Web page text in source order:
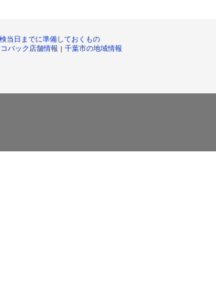
当日までに準備しておくもの
バック店舗情報
千葉市の地域情報